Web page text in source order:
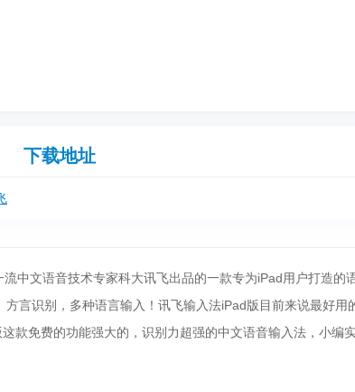
下载地址
中文语音技术专家科大讯飞出品的一款专为iPad用户打造的
方言识别，多种语言输入！讯飞输入法iPad版目前来说最好用
免费的功能强大的，识别力超强的中文语音输入法，小编